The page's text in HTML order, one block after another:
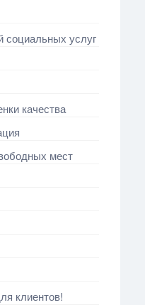
социальных услуг
качества
мест
клиентов!